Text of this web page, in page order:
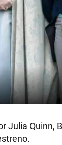
Julia Quinn,